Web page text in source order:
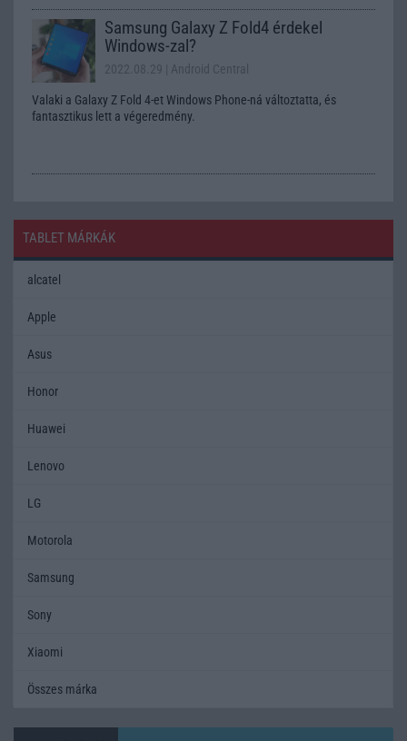
Samsung Galaxy Z Fold4 érdekel
Windows-zal?
2022.08.29 | Android Central
Valaki a Galaxy Z Fold 4-et Windows Phone-ná változtatta, és
fantasztikus lett a végeredmény.
TABLET MÁRKÁK
alcatel
Apple
Asus
Honor
Huawei
Lenovo
LG
Motorola
Samsung
Sony
Xiaomi
Összes márka